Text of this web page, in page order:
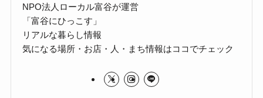
NPO法人ローカル富谷が運営
「富谷にひっこす」
リアルな暮らし情報
気になる場所・お店・人・まち情報はココでチェック